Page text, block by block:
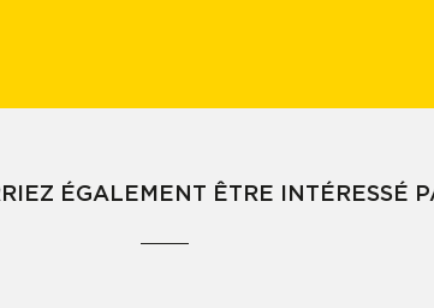
ÉGALEMENT ÊTRE INTÉRESSÉ